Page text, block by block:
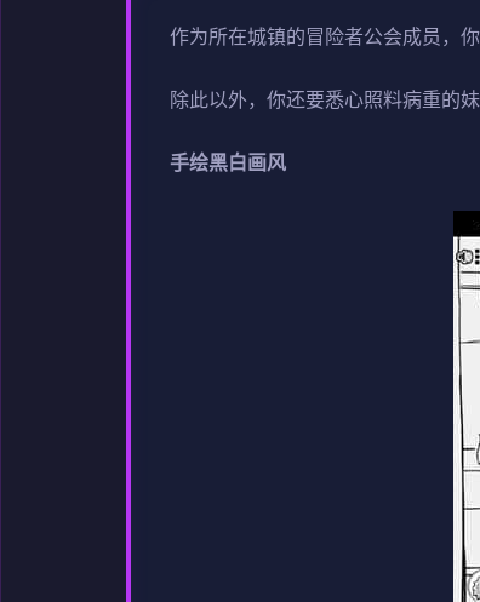
作为所在城镇的冒险者公会成员，
除此以外，你还要悉心照料病重的
手绘黑白画风